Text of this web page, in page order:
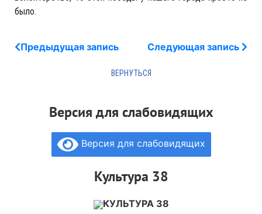
было.
Предыдущая запись Следующая запись
Версия для слабовидящих
Версия для слабовидящих
Культура 38
КУЛЬТУРА 38